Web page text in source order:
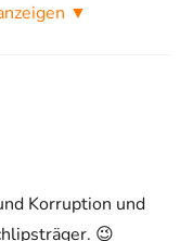
▼
Korruption und
😉